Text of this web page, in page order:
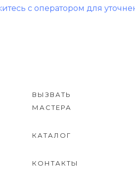
для уточнения
ВЫЗВАТЬ
МАСТЕРА
КАТАЛОГ
КОНТАКТЫ